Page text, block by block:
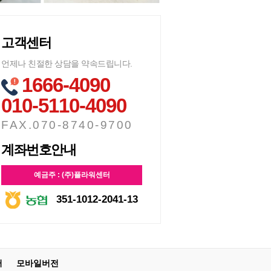
고객센터
언제나 친절한 상담을 약속드립니다.
1666-4090
010-5110-4090
FAX.070-8740-9700
계좌번호안내
예금주 : (주)플라워센터
351-1012-2041-13
모바일버전